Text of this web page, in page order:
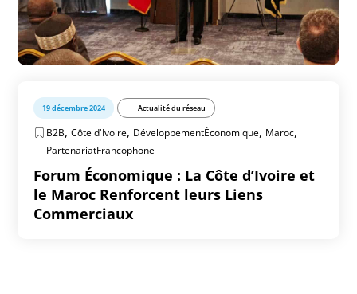
19 décembre 2024 Actualité du réseau
B2B,Côte d'Ivoire, DéveloppementÉconomique, Maroc,
PartenariatFrancophone
Forum Économique : La Côte d’Ivoire et
le Maroc Renforcent leurs Liens
Commerciaux